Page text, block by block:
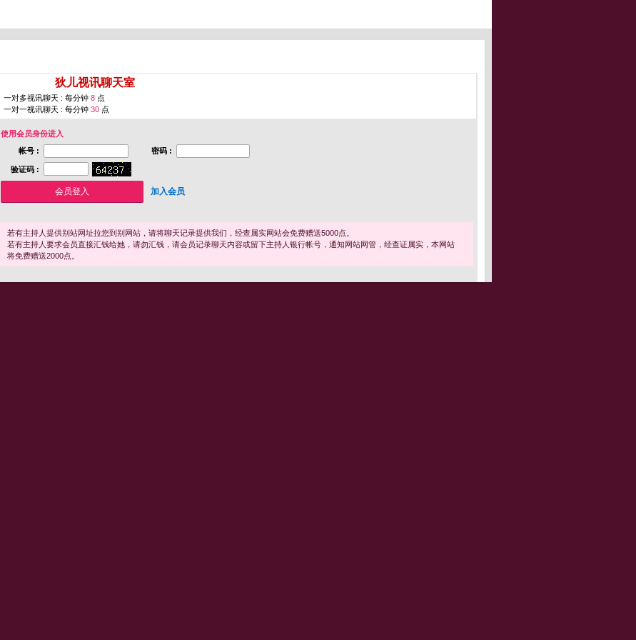
狄儿视讯聊天室
一对多视讯聊天 : 每分钟 8 点
一对一视讯聊天 : 每分钟 30 点
使用会员身份进入
帐号 :
密码 :
验证码 :
加入会员
若有主持人提供别站网址拉您到别网站，请将聊天记录提供我们，经查属实网站会免费赠送5000点。
若有主持人要求会员直接汇钱给她，请勿汇钱，请会员记录聊天内容或留下主持人银行帐号，通知网站网管，经查证属实，本网站
将免费赠送2000点。